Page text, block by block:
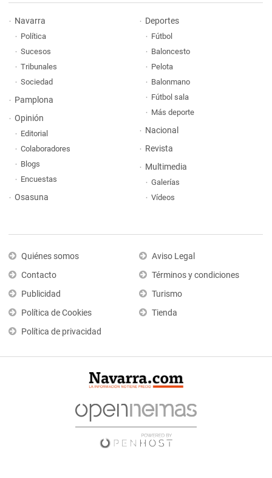
Navarra
Política
Sucesos
Tribunales
Sociedad
Pamplona
Opinión
Editorial
Colaboradores
Blogs
Encuestas
Osasuna
Deportes
Fútbol
Baloncesto
Pelota
Balonmano
Fútbol sala
Más deporte
Nacional
Revista
Multimedia
Galerías
Vídeos
Quiénes somos
Contacto
Publicidad
Política de Cookies
Política de privacidad
Aviso Legal
Términos y condiciones
Turismo
Tienda